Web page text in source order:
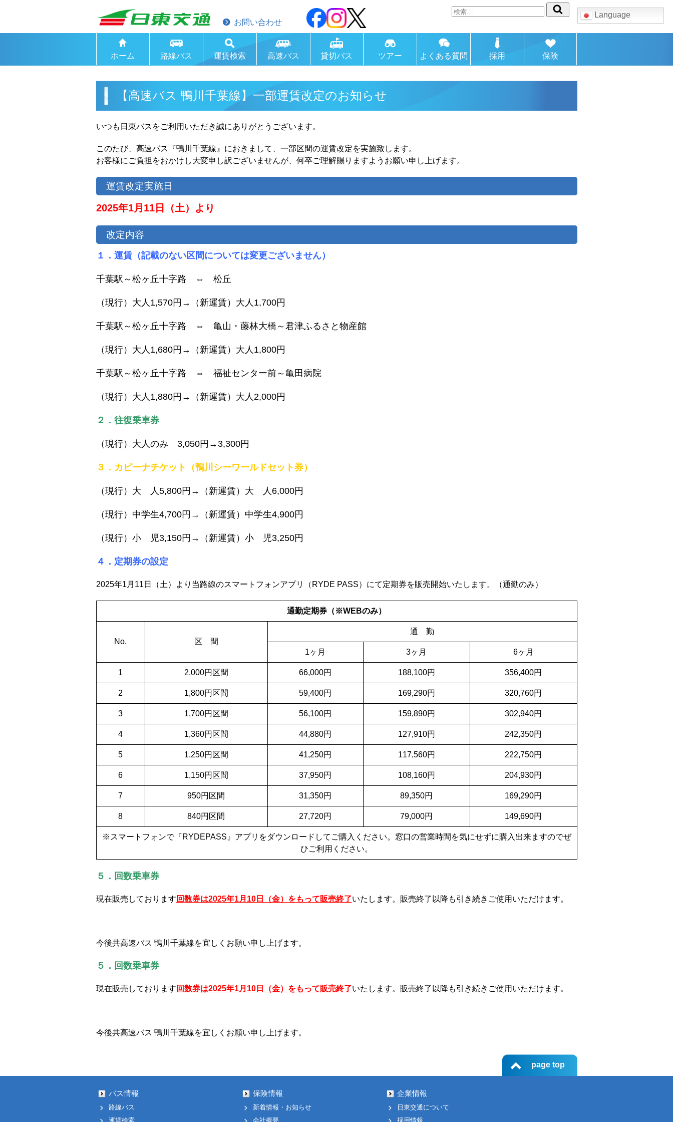
Language
検
索:
お問い合わせ
ホーム 路線バス 運賃検索 高速バス 貸切バス ツアー よくある質問 採用 保険
【高速バス 鴨川千葉線】一部運賃改定のお知らせ
いつも日東バスをご利用いただき誠にありがとうございます。
このたび、高速バス『鴨川千葉線』におきまして、一部区間の運賃改定を実施致します。
お客様にご負担をおかけし大変申し訳ございませんが、何卒ご理解賜りますようお願い申し上げます。
運賃改定実施日
2025年1月11日（土）より
改定内容
１．運賃（記載のない区間については変更ございません）
千葉駅～松ヶ丘十字路 ⇔ 松丘
（現行）大人1,570円→（新運賃）大人1,700円
千葉駅～松ヶ丘十字路 ⇔ 亀山・藤林大橋～君津ふるさと物産館
（現行）大人1,680円→（新運賃）大人1,800円
千葉駅～松ヶ丘十字路 ⇔ 福祉センター前～亀田病院
（現行）大人1,880円→（新運賃）大人2,000円
２．往復乗車券
（現行）大人のみ 3,050円→3,300円
３．カピーナチケット（鴨川シーワールドセット券）
（現行）大 人5,800円→（新運賃）大 人6,000円
（現行）中学生4,700円→（新運賃）中学生4,900円
（現行）小 児3,150円→（新運賃）小 児3,250円
４．定期券の設定
2025年1月11日（土）より当路線のスマートフォンアプリ（RYDE PASS）にて定期券を販売開始いたします。（通勤のみ）
通勤定期券（※WEBのみ）
No. 区 間
通 勤
1ヶ月 3ヶ月 6ヶ月
1 2,000円区間 66,000円 188,100円 356,400円
2 1,800円区間 59,400円 169,290円 320,760円
3 1,700円区間 56,100円 159,890円 302,940円
4 1,360円区間 44,880円 127,910円 242,350円
5 1,250円区間 41,250円 117,560円 222,750円
6 1,150円区間 37,950円 108,160円 204,930円
7 950円区間 31,350円 89,350円 169,290円
8 840円区間 27,720円 79,000円 149,690円
※スマートフォンで『RYDEPASS』アプリをダウンロードしてご購入ください。窓口の営業時間を気にせずに購入出来ますのでぜ
ひご利用ください。
５．回数乗車券
現在販売しております 回数券は2025年1月10日（金）をもって販売終了いたします。販売終了以降も引き続きご使用いただけます。
今後共高速バス 鴨川千葉線を宜しくお願い申し上げます。
５．回数乗車券
現在販売しております 回数券は2025年1月10日（金）をもって販売終了いたします。販売終了以降も引き続きご使用いただけます。
今後共高速バス 鴨川千葉線を宜しくお願い申し上げます。
page top
バス情報
路線バス
運賃検索
保険情報
新着情報・お知らせ
会社概要
企業情報
日東交通について
採用情報